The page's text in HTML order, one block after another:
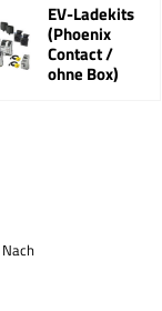
EV-Ladekits
(Phoenix
Contact /
ohne Box)
Nach